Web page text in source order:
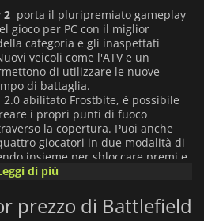
22.33€
2 porta il pluripremiato gameplay
gioco per PC con il miglior
categoria e gli inaspettati
veicoli come l'ATV e un
di utilizzare le nuove
di battaglia.
abilitato Frostbite, è possibile
i propri punti di fuoco
la copertura. Puoi anche
giocatori in due modalità di
insieme per sbloccare premi e
si svolgono su mappe estese,
B in una campagna
Gareggiate come lupi
di più
prezzo di Battlefield